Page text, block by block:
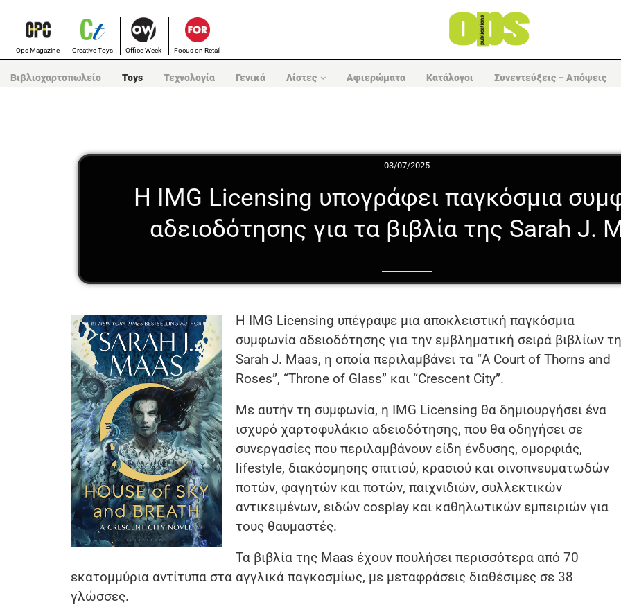
Opc Magazine Creative Toys Office Week Focus on Retail
Βιβλιοχαρτοπωλείο Toys Τεχνολογία Γενικά Λίστες Αφιερώματα Κατάλογοι Συνεντεύξεις – Απόψεις
03/07/2025
Η IMG Licensing υπογράφει παγκόσμια
αδειοδότησης για τα βιβλία της Sarah J.
Η IMG Licensing υπέγραψε μια αποκλειστική παγκόσμια
συμφωνία αδειοδότησης για την εμβληματική σειρά βιβλίων
Sarah J. Maas, η οποία περιλαμβάνει τα “A Court of Thorns and
Roses”, “Throne of Glass” και “Crescent City”.
Με αυτήν τη συμφωνία, η IMG Licensing θα δημιουργήσει ένα
ισχυρό χαρτοφυλάκιο αδειοδότησης, που θα οδηγήσει σε
συνεργασίες που περιλαμβάνουν είδη ένδυσης, ομορφιάς,
lifestyle, διακόσμησης σπιτιού, κρασιού και οινοπνευματωδών
ποτών, φαγητών και ποτών, παιχνιδιών, συλλεκτικών
αντικειμένων, ειδών cosplay και καθηλωτικών εμπειριών για
τους θαυμαστές.
Τα βιβλία της Maas έχουν πουλήσει περισσότερα από 70
εκατομμύρια αντίτυπα στα αγγλικά παγκοσμίως, με μεταφράσεις διαθέσιμες σε 38
γλώσσες.